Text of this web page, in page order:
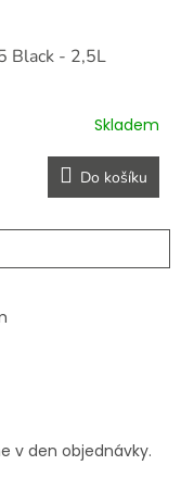
Black - 2,5L
Skladem
Do košíku
v den objednávky.